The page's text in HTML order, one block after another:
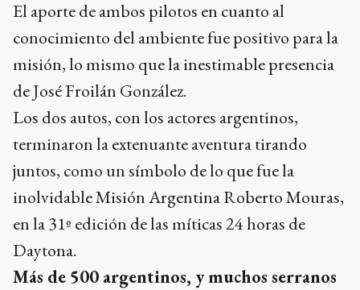
El aporte de ambos pilotos en cuanto al
conocimiento del ambiente fue positivo para la
misión, lo mismo que la inestimable presencia
de José Froilán González.
Los dos autos, con los actores argentinos,
terminaron la extenuante aventura tirando
juntos, como un símbolo de lo que fue la
inolvidable Misión Argentina Roberto Mouras,
en la 31º edición de las míticas 24 horas de
Daytona.
Más de 500 argentinos, y muchos serranos